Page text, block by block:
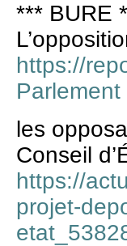
*** BURE
https://
Parlement
les
Conseil
https://
projet-